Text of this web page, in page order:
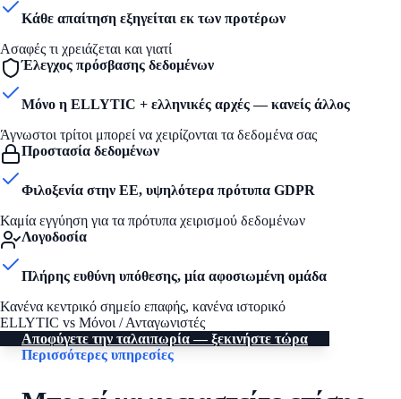
Κάθε απαίτηση εξηγείται εκ των προτέρων
Ασαφές τι χρειάζεται και γιατί
Έλεγχος πρόσβασης δεδομένων
Μόνο η ELLYTIC + ελληνικές αρχές — κανείς άλλος
Άγνωστοι τρίτοι μπορεί να χειρίζονται τα δεδομένα σας
Προστασία δεδομένων
Φιλοξενία στην ΕΕ, υψηλότερα πρότυπα GDPR
Καμία εγγύηση για τα πρότυπα χειρισμού δεδομένων
Λογοδοσία
Πλήρης ευθύνη υπόθεσης, μία αφοσιωμένη ομάδα
Κανένα κεντρικό σημείο επαφής, κανένα ιστορικό
ELLYTIC vs Μόνοι / Ανταγωνιστές
Αποφύγετε την ταλαιπωρία — ξεκινήστε τώρα
Περισσότερες υπηρεσίες